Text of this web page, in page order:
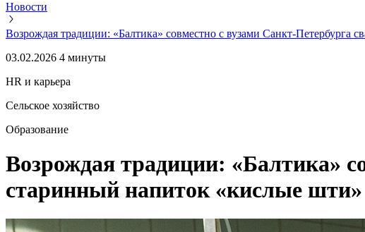
Новости
Возрождая традиции: «Балтика» совместно с вузами Санкт-Петербурга
03.02.2026 4 минуты
HR и карьера
Сельское хозяйство
Образование
Возрождая традиции: «Балтика»
старинный напиток «кислые шти»